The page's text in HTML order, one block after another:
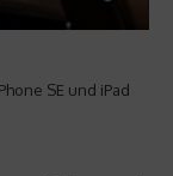
SE und iPad